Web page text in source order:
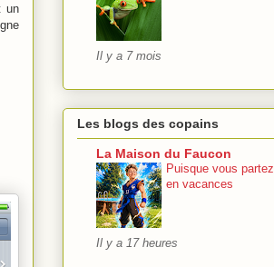
un
Il y a 7 mois
Les blogs des copains
La Maison du Faucon
Puisque vous partez
en vacances
Il y a 17 heures